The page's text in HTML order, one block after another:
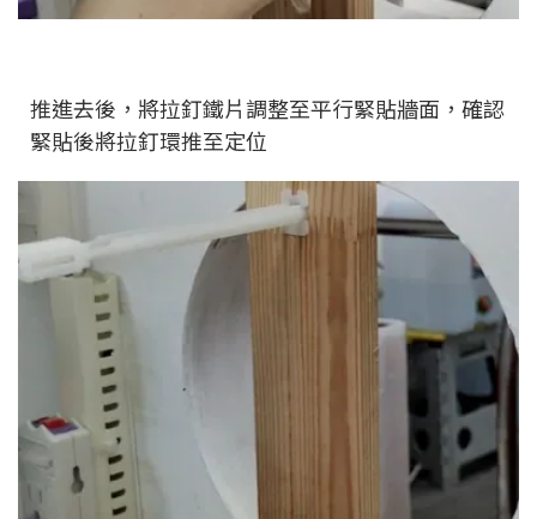
推進去後，將拉釘鐵片調整至平行緊貼牆面，確認
緊貼後將拉釘環推至定位